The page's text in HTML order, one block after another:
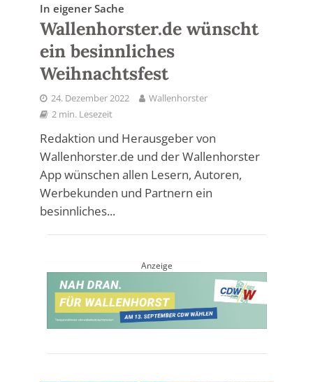
In eigener Sache
Wallenhorster.de wünscht
ein besinnliches
Weihnachtsfest
24. Dezember 2022
Wallenhorster
2 min. Lesezeit
Redaktion und Herausgeber von
Wallenhorster.de und der Wallenhorster
App wünschen allen Lesern, Autoren,
Werbekunden und Partnern ein
besinnliches...
Anzeige